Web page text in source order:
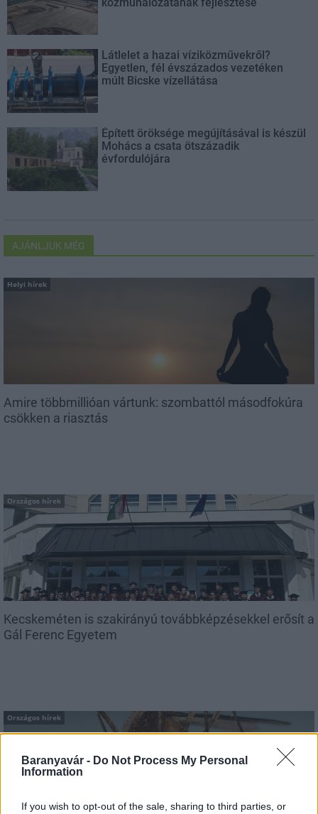
Baranyavár - Do Not Process My Personal
Information
If you wish to opt-out of the sale, sharing to third parties, or
Látlelet a hazai víziközművekről?
Egyetlen, fél évszázados vezetéken
múlt Bicske vízellátása
Épített öröksége megújításával is készül
Mohács a csata ötszázadik
évfordulójára
AJÁNLJUK MÉG
Helyi hírek
Amire többmillióan vártunk: szombattól másodfokúra
csökken a riasztás
Országos hírek
Kecskeméten is szakirányú továbbképzésekkel erősít a
Gál Ferenc Egyetem
Országos hírek